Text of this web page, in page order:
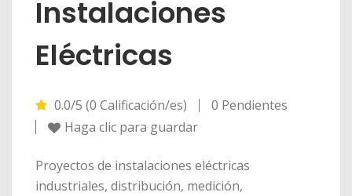
Instalaciones
Eléctricas
0.0/5 (0 Calificación/es)
0 Pendientes
Haga clic para guardar
Proyectos de instalaciones eléctricas
industriales, distribución, medición,